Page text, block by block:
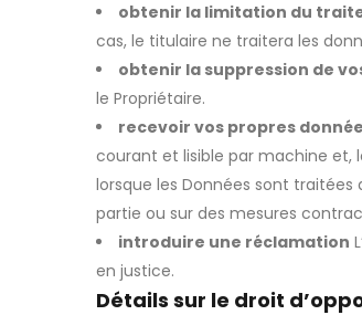
obtenir la limitation du
cas, le titulaire ne traitera les
obtenir la suppression de
le Propriétaire.
recevoir vos propres
courant et lisible par machine et,
lorsque les Données sont
partie ou sur des mesures
introduire une réclamation
en justice.
Détails sur le droit